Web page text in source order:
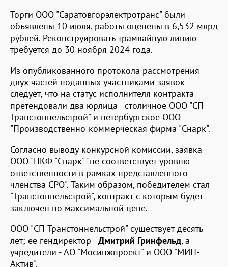
Торги ООО "Саратовгорэлектротранс" были
объявлены 10 июля, работы оценены в 6,532 млрд
рублей. Реконструировать трамвайную линию
требуется до 30 ноября 2024 года.
Из опубликованного протокола рассмотрения
двух частей поданных участниками заявок
следует, что на статус исполнителя контракта
претендовали два юрлица - столичное ООО "СП
Транстоннельстрой" и петербургское ООО
"Производственно-коммерческая фирма "Снарк".
Согласно выводу конкурсной комиссии, заявка
ООО "ПКФ "Снарк" "не соответствует уровню
ответственности в рамках представленного
членства СРО". Таким образом, победителем стал
"Транстоннельстрой", контракт с которым будет
заключен по максимальной цене.
ООО "СП Транстоннельстрой" существует десять
лет; ее гендиректор -Дмитрий Гринфельд, а
учредители - АО "Мосинжпроект" и ООО "МИП-
Актив".